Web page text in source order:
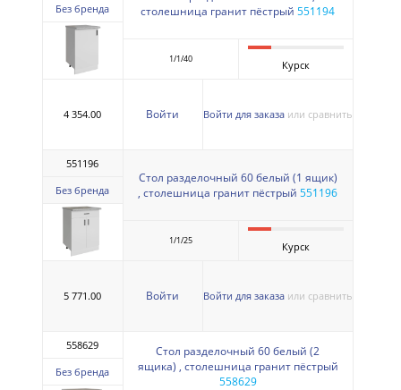
Без бренда
столешница гранит пёстрый 551194
1/1/40 Курск
4 354.00 Войти Войти для заказа или сравнить
551196
Без бренда
Стол разделочный 60 белый (1 ящик)
, столешница гранит пёстрый 551196
1/1/25 Курск
5 771.00 Войти Войти для заказа или сравнить
558629
Без бренда
Стол разделочный 60 белый (2
ящика) , столешница гранит пёстрый
558629